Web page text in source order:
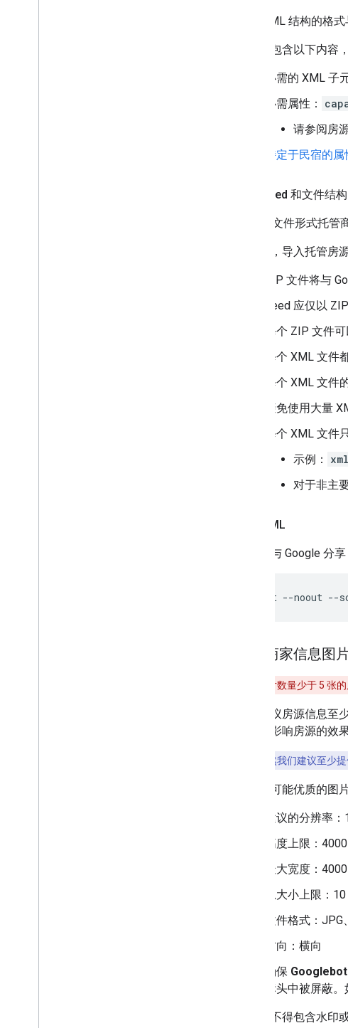
常规 XML 结构的格
如果未包含以下内容
必需的 XML 子
必需属性：
请参阅房
特定于民宿的
房源 Feed 和文件结
以 ZIP 文件形式托管
请注意，导入托管房
ZIP 文件将与
Feed 应仅以
每个 ZIP 文件
每个 XML 文件
每个 XML 文件
避免使用大量
每个 XML 文件
示例：
对于非主
测试 XML
如需在与 Google 分
xmllint --noout --
房源商家信息图
图片数量少于 5 张
我们建议房源信息至
可能会影响房源的效
虽然我们建议至少
使用尽可能优质的图
建议的分辨率
高度上限：
最大宽度：
总大小上限：
文件格式：
方向：横向
确保
标头中被屏蔽
图片中不得包含水印